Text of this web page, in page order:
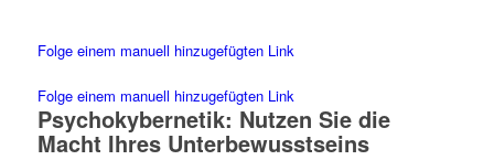
Folge einem manuell hinzugefügten Link
Folge einem manuell hinzugefügten Link
Psychokybernetik: Nutzen Sie die
Macht Ihres Unterbewusstseins